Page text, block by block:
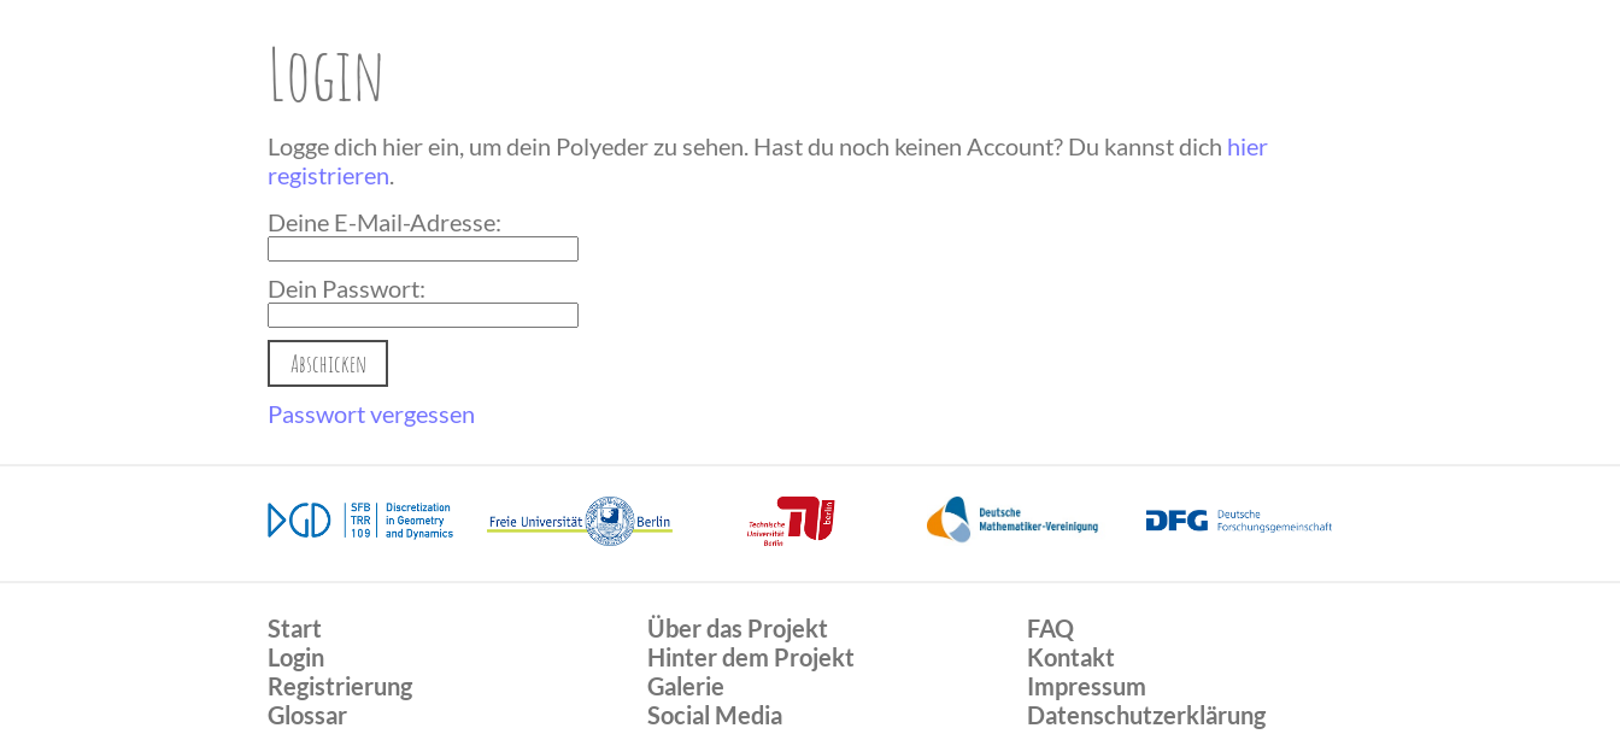
Login
Logge dich hier ein, um dein Polyeder zu sehen. Hast du noch keinen Account? Du kannst dich hier
registrieren.
Deine E-Mail-Adresse:
Dein Passwort:
Passwort vergessen
Start
Login
Registrierung
Glossar
Über das Projekt
Hinter dem Projekt
Galerie
Social Media
FAQ
Kontakt
Impressum
Datenschutzerklärung